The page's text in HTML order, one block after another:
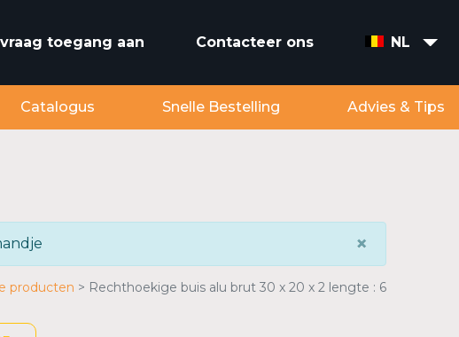
toegang aan Contacteer ons NL
Catalogus Snelle Bestelling Advies & Tips
×
producten Rechthoekige buis alu brut 30 x 20 x 2 lengte : 6